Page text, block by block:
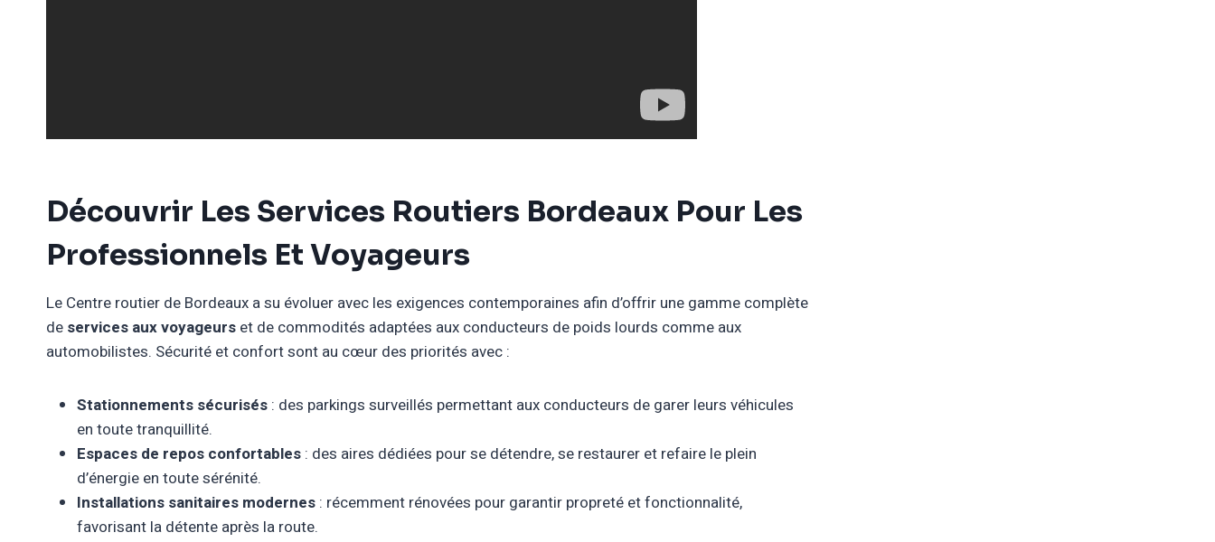
Découvrir Les Services Routiers Bordeaux Pour Les
Professionnels Et Voyageurs
Le Centre routier de Bordeaux a su évoluer avec les exigences contemporaines afin d’offrir une gamme complète
de services aux voyageurs et de commodités adaptées aux conducteurs de poids lourds comme aux
automobilistes. Sécurité et confort sont au cœur des priorités avec :
Stationnements sécurisés : des parkings surveillés permettant aux conducteurs de garer leurs véhicules
en toute tranquillité.
Espaces de repos confortables : des aires dédiées pour se détendre, se restaurer et refaire le plein
d’énergie en toute sérénité.
Installations sanitaires modernes : récemment rénovées pour garantir propreté et fonctionnalité,
favorisant la détente après la route.